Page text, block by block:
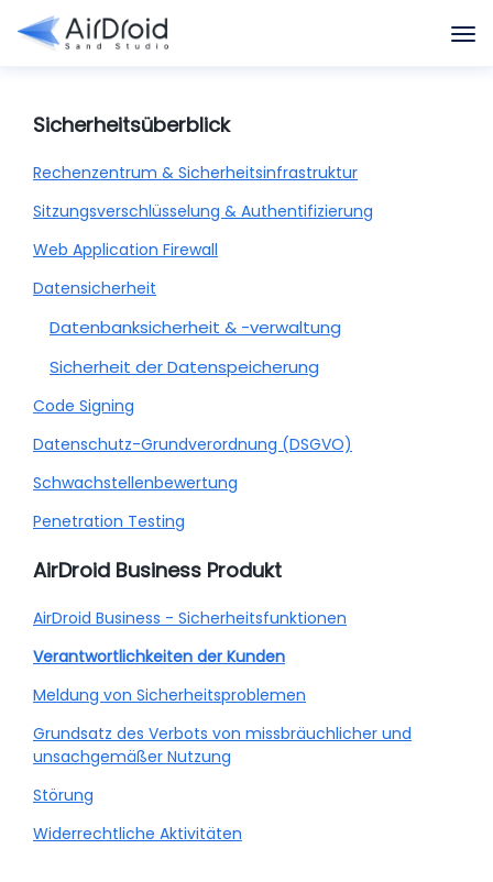
Sicherheitsüberblick
Rechenzentrum & Sicherheitsinfrastruktur
Sitzungsverschlüsselung & Authentifizierung
Web Application Firewall
Datensicherheit
Datenbanksicherheit & -verwaltung
Sicherheit der Datenspeicherung
Code Signing
Datenschutz-Grundverordnung (DSGVO)
Schwachstellenbewertung
Penetration Testing
AirDroid Business Produkt
AirDroid Business - Sicherheitsfunktionen
Verantwortlichkeiten der Kunden
Meldung von Sicherheitsproblemen
Grundsatz des Verbots von missbräuchlicher und
unsachgemäßer Nutzung
Störung
Widerrechtliche Aktivitäten